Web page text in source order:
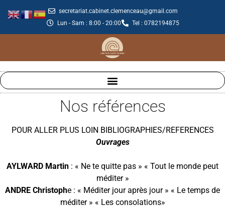
secretariat.cabinet.clemenceau@gmail.com
Lun - Sam : 8:00 - 20:00
Tel : 0782194875
Nos références
POUR ALLER PLUS LOIN BIBLIOGRAPHIES/REFERENCES
Ouvrages
AYLWARD Martin : « Ne te quitte pas » « Tout le monde peut
méditer »
ANDRE Christophe : « Méditer jour après jour » « Le temps de
méditer » « Les consolations»